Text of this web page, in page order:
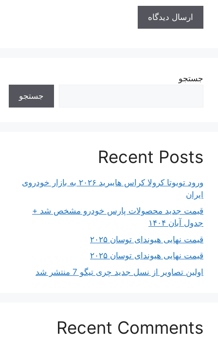
جستجو
جستجو
Recent Posts
ورود تویوتا کرولا کراس هایبرید ۲۰۲۶ به بازار خودروی
ایران
قیمت جدید محصولات پارس خودرو مشخص شد +
جدول آبان ۱۴۰۴
قیمت نهایی هیوندای توسان ۲۰۲۵
قیمت نهایی هیوندای توسان ۲۰۲۵
اولین تصاویر از نسل جدید چری تیگو 7 منتشر شد
Recent Comments